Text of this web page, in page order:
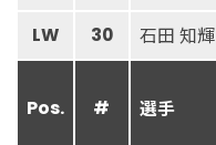
LW 30 石田 知輝
Pos. # 選手